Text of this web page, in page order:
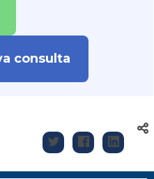
consulta